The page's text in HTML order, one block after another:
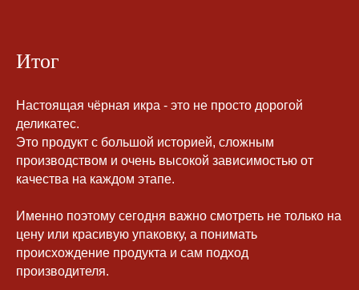
Итог
Настоящая чёрная икра - это не просто дорогой
деликатес.
Это продукт с большой историей, сложным
производством и очень высокой зависимостью от
качества на каждом этапе.
Именно поэтому сегодня важно смотреть не только на
цену или красивую упаковку, а понимать
происхождение продукта и сам подход
производителя.